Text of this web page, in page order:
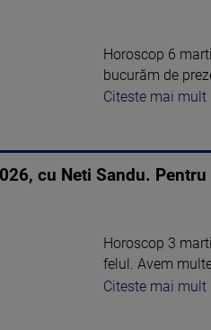
Horoscop 6
bucurăm de
Citeste mai mult
cu Neti Sandu.
Horoscop 3
felul. Avem
Citeste mai mult